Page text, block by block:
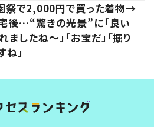
祭で2,000円で買った着物→
後…“驚きの光景”に「良い
ましたね～」「お宝だ」「掘り
ね」